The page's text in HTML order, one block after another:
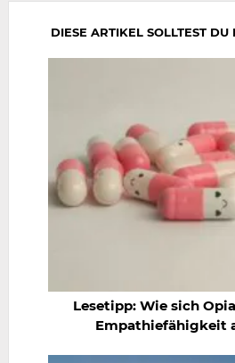
DIESE ARTIKEL SOLLTEST DU
Lesetipp: Wie sich
Empathiefähigkeit